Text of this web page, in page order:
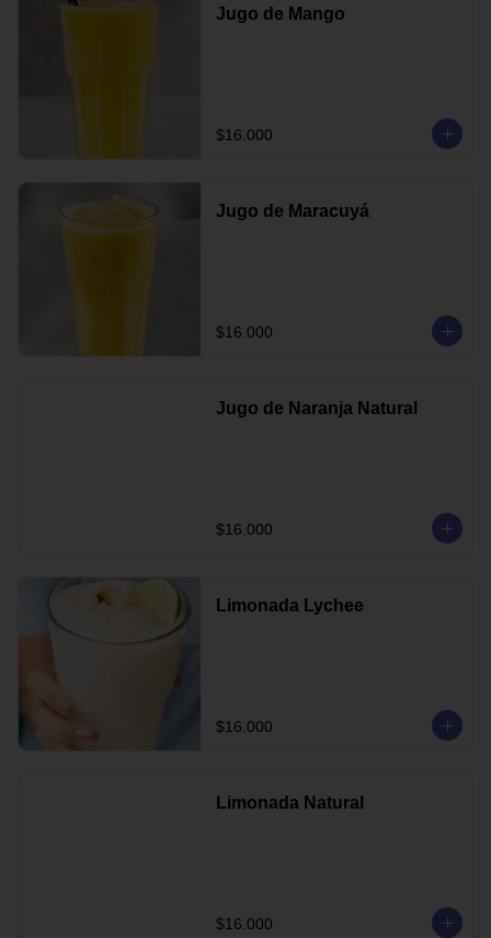
Jugo de Mango
$16.000
Jugo de Maracuyá
$16.000
Jugo de Naranja Natural
$16.000
Limonada Lychee
$16.000
Limonada Natural
$16.000